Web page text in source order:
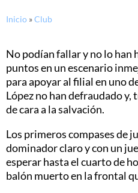
Inicio »Club
No podían fallar y no lo han
puntos en un escenario
para apoyar al filial en uno
López no han defraudado
de cara a la salvación.
Los primeros compases de
dominador claro y con un
esperar hasta el cuarto de
balón muerto en la frontal